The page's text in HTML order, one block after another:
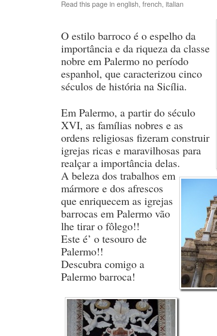
Read this page in english, french, italian
O estilo barroco é o espelho da
importância e da riqueza da classe
nobre em Palermo no período
espanhol, que caracterizou cinco
séculos de história na Sicília.
Em Palermo, a partir do século
XVI, as famílias nobres e as
ordens religiosas fizeram construir
igrejas ricas e maravilhosas para
realçar a importância delas.
A beleza dos trabalhos em
mármore e dos afrescos
que enriquecem as igrejas
barrocas em Palermo vão
lhe tirar o fôlego!!
Este é’ o tesouro de
Palermo!!
Descubra comigo a
Palermo barroca!